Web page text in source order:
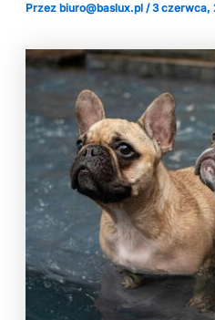
Przezbiuro@baslux.pl/3 czerwca,